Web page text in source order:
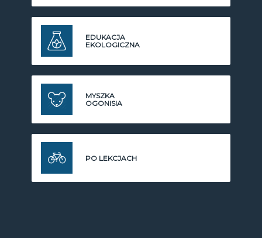
EDUKACJA
EKOLOGICZNA
MYSZKA
OGONISIA
PO LEKCJACH